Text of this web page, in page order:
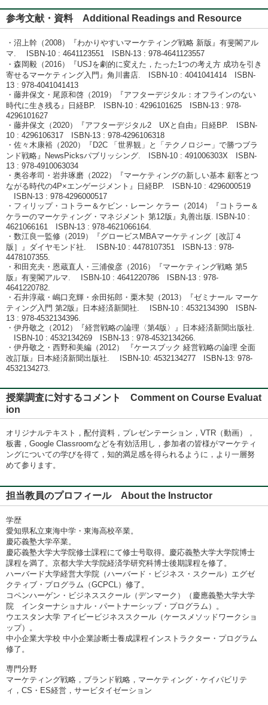
参考文献・資料 Additional Readings and Resource
・沼上幹（2008）『わかりやすいマーケティング戦略 新版』有斐閣アル
マ. ISBN-10 : 4641123551 ISBN-13 : 978-4641123557
・森岡毅（2016）『USJを劇的に変えた，たった1つの考え方 成功を引き
寄せるマーケティング入門』角川書店. ISBN-10 : ‎4041041414 ISBN-
13 : ‎978-4041041413
・藤井保文・尾原和啓（2019）『アフターデジタル：オフラインのない
時代に生き残る』日経BP. ISBN-10‏ : ‎4296101625 ISBN-13 : ‎978-
4296101627
・藤井保文（2020）『アフターデジタル2 UXと自由』日経BP. ISBN-
10‏ : ‎4296106317 ISBN-13 : ‎978-4296106318
・佐々木康裕（2020）『D2C 「世界観」と「テクノロジー」で勝つブラ
ンド戦略』NewsPicksパブリッシング. ISBN-10‏ : ‎491006303X ISBN-
13‏ : ‎978-4910063034
・奥谷孝司・岩井琢磨（2022）『マーケティングの新しい基本 顧客とつ
ながる時代の4P×エンゲージメント』日経BP. ISBN-10 : ‎4296000519
ISBN-13 : ‎978-4296000517
・フィリップ・コトラー＆ケビン・レーン ケラー（2014）『コトラー＆
ケラーのマーケティング・マネジメント 第12版』丸善出版. ISBN-10 :
4621066161 ISBN-13 : 978-4621066164.
・数江良一監修（2019）『グロービスMBAマーケティング［改訂４
版］』ダイヤモンド社. ISBN-10 : 4478107351 ISBN-13 : 978-
4478107355.
・和田充夫・恩蔵直人・三浦俊彦（2016）『マーケティング戦略 第5
版』有斐閣アルマ. ISBN-10 : 4641220786 ISBN-13 : 978-
4641220782.
・石井淳蔵・嶋口充輝・余田拓郎・栗木契（2013）『ゼミナール マーケ
ティング入門 第2版』日本経済新聞社. ISBN-10 : 4532134390 ISBN-
13 : 978-4532134396.
・伊丹敬之（2012）『経営戦略の論理〈第4版〉』日本経済新聞出版社.
ISBN-10 : 4532134269 ISBN-13 : 978-4532134266.
・伊丹敬之・西野和美編（2012） 『ケースブック 経営戦略の論理 全面
改訂版』日本経済新聞出版社. ISBN-10: 4532134277 ISBN-13: 978-
4532134273.
授業調査に対するコメント Comment on Course Evaluat
ion
オリジナルテキスト，配付資料，プレゼンテーション，VTR（動画），
板書，Google Classroomなどを有効活用し，参加者の皆様がマーケティ
ングについての学びを得て，知的満足感を得られるように，より一層努
めて参ります。
担当教員のプロフィール About the Instructor
学歴
愛知県私立東海中学・東海高校卒業。
慶応義塾大学卒業。
慶応義塾大学大学院修士課程にて修士号取得。慶応義塾大学大学院博士
課程を満了。京都大学大学院経済学研究科博士後期課程を修了。
ハーバード大学経営大学院（ハーバード・ビジネス・スクール）エグゼ
クティブ・プログラム（GCPCL）修了。
コペンハーゲン・ビジネススクール（デンマーク）（慶應義塾大学大学
院 インターナショナル・パートナーシップ・プログラム）。
ウエスタン大学 アイビービジネススクール（ケースメソッドワークショ
ップ）。
中小企業大学校 中小企業診断士養成課程インストラクター・プログラム
修了。
専門分野
マーケティング戦略，ブランド戦略，マーケティング・ケイパビリテ
ィ，CS・ES経営，サービタイゼーション